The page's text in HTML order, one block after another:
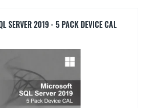
SERVER 2019 - 5 PACK DEVICE CAL